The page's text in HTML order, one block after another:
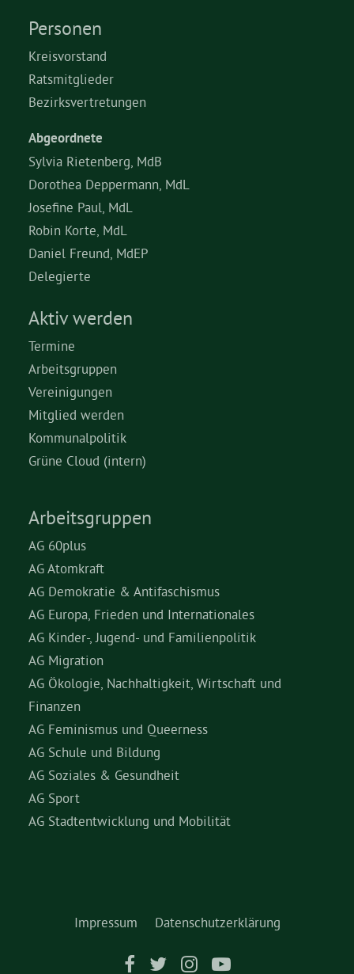
Personen
Kreisvorstand
Ratsmitglieder
Bezirksvertretungen
Abgeordnete
Sylvia Rietenberg, MdB
Dorothea Deppermann, MdL
Josefine Paul, MdL
Robin Korte, MdL
Daniel Freund, MdEP
Delegierte
Aktiv werden
Termine
Arbeitsgruppen
Vereinigungen
Mitglied werden
Kommunalpolitik
Grüne Cloud (intern)
Arbeitsgruppen
AG 60plus
AG Atomkraft
AG Demokratie & Antifaschismus
AG Europa, Frieden und Internationales
AG Kinder-, Jugend- und Familienpolitik
AG Migration
AG Ökologie, Nachhaltigkeit, Wirtschaft und
Finanzen
AG Feminismus und Queerness
AG Schule und Bildung
AG Soziales & Gesundheit
AG Sport
AG Stadtentwicklung und Mobilität
Impressum Datenschutzerklärung